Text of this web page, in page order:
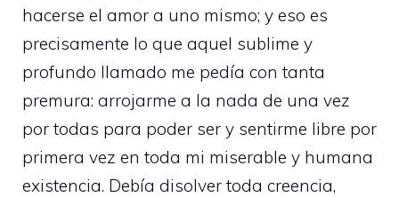
hacerse el amor a uno mismo; y eso es
precisamente lo que aquel sublime y
profundo llamado me pedía con tanta
premura: arrojarme a la nada de una vez
por todas para poder ser y sentirme libre por
primera vez en toda mi miserable y humana
existencia. Debía disolver toda creencia,